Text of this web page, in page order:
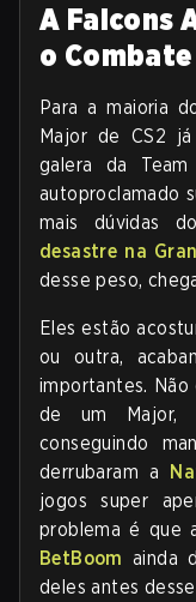
A Falcons
o Combate
Para a maioria
Major de CS2
galera da
autoproclamado
mais dúvidas
desastre na
desse peso,
Eles estão
ou outra,
importantes.
de um Major,
conseguindo
derrubaram a
jogos super
problema é que
BetBoom ainda
deles antes